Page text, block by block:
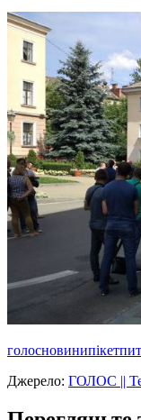
голосновинипікет
Джерело: ГОЛОС ||